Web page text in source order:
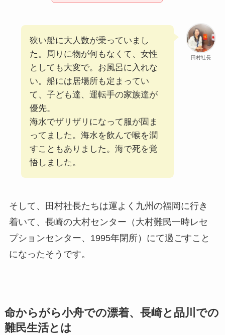
田村社長
狭い船に大人数が乗っていまし
た。周りに物が何もなくて、女性
としても大変で。お風呂に入れな
い。船には居場所も定まってい
て、子ども達、運転手の家族達が
優先。
海水でザリザリになって服が固ま
ってました。海水を飲んで喉を潤
すこともありました。海で死を覚
悟しました。
そして、田村社長たちは運よく九州の福岡に行き
着いて、長崎の大村センター（大村難民一時レセ
プションセンター、1995年閉所）にて過ごすこと
になったそうです。
命からがら小舟での漂着、長崎と品川での
難民生活とは